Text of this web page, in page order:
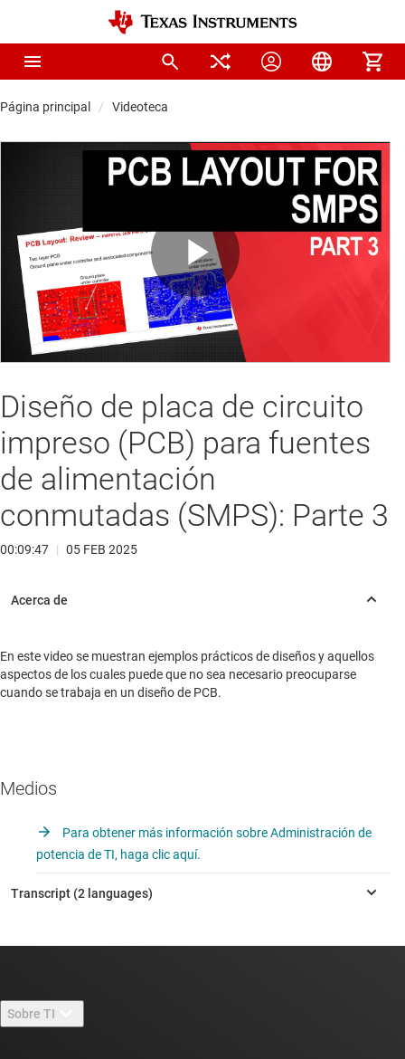
Página principal Videoteca
Play
Video
Diseño de placa de circuito
impreso (PCB) para fuentes
de alimentación
conmutadas (SMPS): Parte 3
00:09:47 | 05 FEB 2025
En este video se muestran ejemplos prácticos de diseños y aquellos
aspectos de los cuales puede que no sea necesario preocuparse
cuando se trabaja en un diseño de PCB.
Medios
Para obtener más información sobre Administración de
potencia de TI, haga clic aquí.
Sobre TI